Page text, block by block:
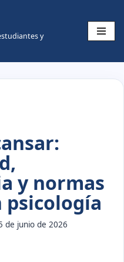
y
y normas
de junio de 2026